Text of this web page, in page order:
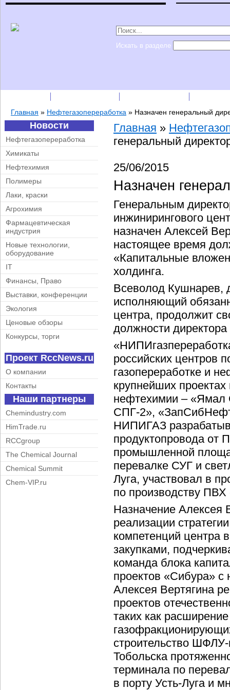
Искать в разделе
Главная » Нефтегазопереработка » Назначен генеральный
Новости
Нефтегазопереработка
Химикаты
Нефтехимия
Полимеры
Лаки, краски
Агрохимия
Фармацевтическая
индустрия
Новые технологии,
оборудование
IT
Финансы, Право
Выставки, конференции
Экология
Ценовые обзоры
Конкурсы, торги
Проект RccNews.ru
О компании
Контакты
Наши партнеры
Chemindustry.com
HimTrade.ru
RCCgroup
The Chemical Journal
Chemical Summit
Chem-VIP.ru
Главная »
генеральный
25/06/2015
Назначен
Генеральным
инжинирингового
назначен Алексей
настоящее время
«Капитальные
холдинга.
Всеволод Кушнарев,
исполняющий
центра, продолжит
должности
российских центров
газопереработке и
крупнейших
нефтехимии – «Ямал
СПГ-2»,
НИПИГАЗ
продуктопровода от
промышленной
перевалке СУГ и
Луга, участвовал в
по производству
Назначение Алексея
реализации
компетенций центра
закупками,
команда блока
проектов «Сибура» с
Алексея Вертягина
проектов
таких как
строительство
Тобольска
терминала по
в порту Усть-Луга и